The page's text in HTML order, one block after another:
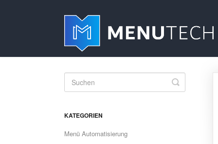
Toggle
Search
KATEGORIEN
Menü Automatisierung